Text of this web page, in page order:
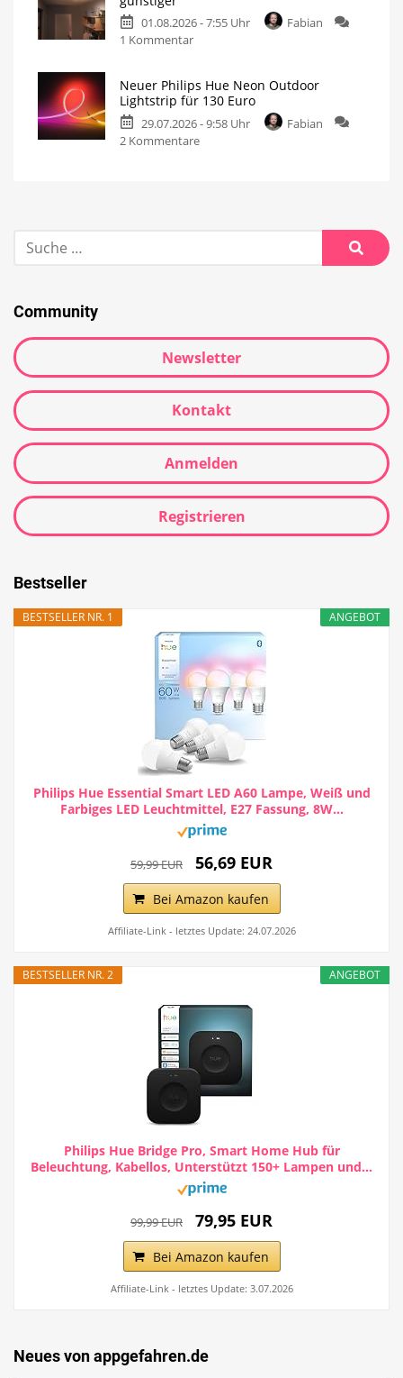
01.08.2026 - 7:55 Uhr
Fabian
1 Kommentar
Neuer Philips Hue Neon Outdoor
Lightstrip für 130 Euro
29.07.2026 - 9:58 Uhr
Fabian
2 Kommentare
Community
Newsletter
Kontakt
Anmelden
Registrieren
Bestseller
ANGEBOT
BESTSELLER NR. 1
Philips Hue Essential Smart LED A60 Lampe, Weiß und
Farbiges LED Leuchtmittel, E27 Fassung, 8W...
59,99 EUR 56,69 EUR
Bei Amazon kaufen
Affiliate-Link - letztes Update: 24.07.2026
ANGEBOT
BESTSELLER NR. 2
Philips Hue Bridge Pro, Smart Home Hub für
Beleuchtung, Kabellos, Unterstützt 150+ Lampen und...
99,99 EUR 79,95 EUR
Bei Amazon kaufen
Affiliate-Link - letztes Update: 3.07.2026
Neues von appgefahren.de